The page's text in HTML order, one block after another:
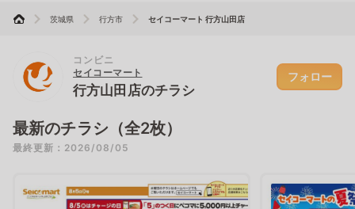
茨城県 行方市 セイコーマート 行方山田店
コンビニ
セイコーマート
行方山田店のチラシ
フォロー
最新のチラシ（全2枚）
最終更新：2026/08/05